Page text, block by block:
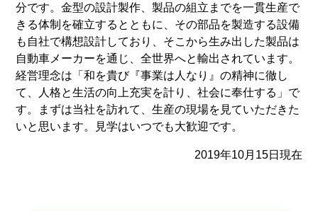
分です。金型の設計製作、製品の組立までを一貫生産で
きる体制を確立するとともに、その部品を製造する設備
も自社で構想設計しており、そこから生み出した製品は
自動車メーカーを通じ、全世界へと輸出されています。
経営理念は「和を貴び『事業は人なり』の精神に徹し
て、人格と生活の向上充実を計り、社会に奉仕する」で
す。まずは当社を訪れて、生産の現場を見ていただきた
いと思います。見学はいつでも大歓迎です。
2019年10月15日現在